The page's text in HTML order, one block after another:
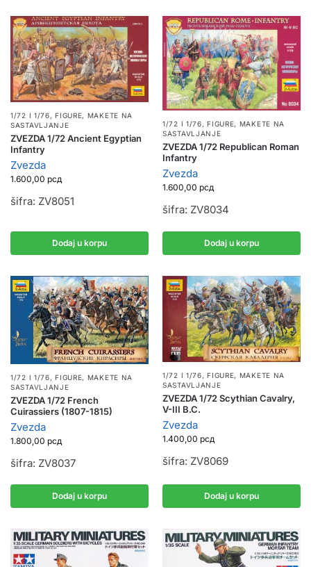
1/72 I 1/76, FIGURE, MAKETE NA
SASTAVLJANJE
ZVEZDA 1/72 Ancient Egyptian
Infantry
Zvezda
1.600,00 рсд
šifra: ZV8051
Dodaj u korpu
1/72 I 1/76, FIGURE, MAKETE NA
SASTAVLJANJE
ZVEZDA 1/72 Republican Roman
Infantry
Zvezda
1.600,00 рсд
šifra: ZV8034
Dodaj u korpu
1/72 I 1/76,FIGURE, MAKETE NA
SASTAVLJANJE
ZVEZDA 1/72 French
Cuirassiers (1807-1815)
Zvezda
1.800,00 рсд
šifra: ZV8037
Dodaj u korpu
1/72 I 1/76,FIGURE, MAKETE NA
SASTAVLJANJE
ZVEZDA 1/72 Scythian Cavalry,
V-III B.C.
Zvezda
1.400,00 рсд
šifra: ZV8069
Dodaj u korpu